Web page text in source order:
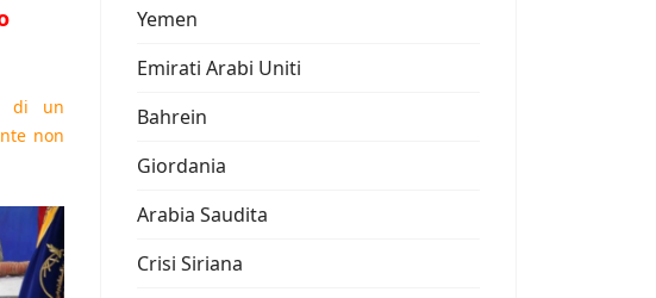
di un
non
Yemen
Emirati Arabi Uniti
Bahrein
Giordania
Arabia Saudita
Crisi Siriana